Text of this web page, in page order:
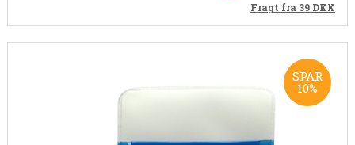
Fragt fra 39 DKK
SPAR
10%